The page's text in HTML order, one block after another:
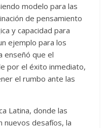
modelo para las
de pensamiento
y capacidad para
ejemplo para los
enseñó que el
por el éxito inmediato,
el rumbo ante las
Latina, donde las
desafíos, la